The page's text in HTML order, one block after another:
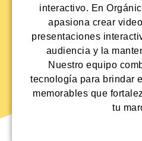
interactivo. En
apasiona crear
presentaciones
audiencia y la
Nuestro equipo
tecnología para brindar
memorables que
tu